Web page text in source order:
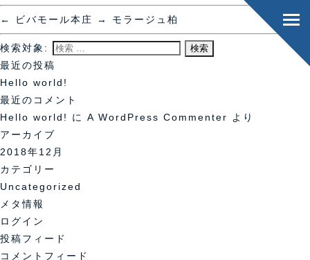
← ビバモール本庄 → モラージュ柏
検索対象:
最近の投稿
Hello world!
最近のコメント
Hello world!
に A WordPress Commenter
より
アーカイブ
2018年12月
カテゴリー
Uncategorized
メタ情報
ログイン
投稿フィード
コメントフィード